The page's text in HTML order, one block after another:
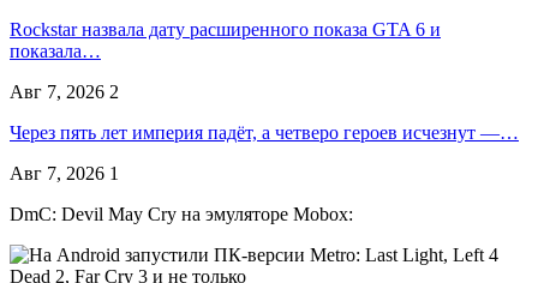
Rockstar назвала дату расширенного показа GTA 6 и
показала…
Авг 7, 2026 2
Через пять лет империя падёт, а четверо героев исчезнут —…
Авг 7, 2026 1
DmC: Devil May Cry на эмуляторе Mobox: